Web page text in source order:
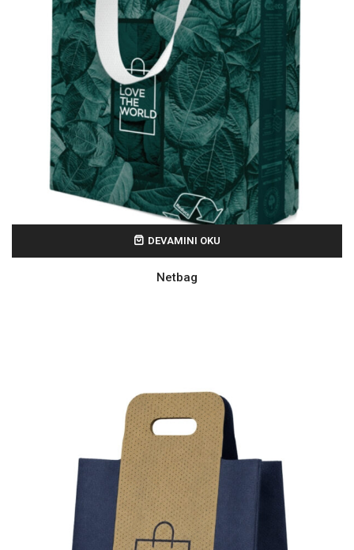
DEVAMINI OKU
Netbag